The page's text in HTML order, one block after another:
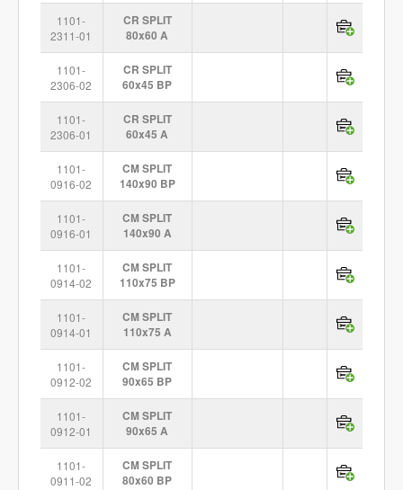
1101-
2311-01
CR SPLIT
80x60 A
1101-
2306-02
CR SPLIT
60x45 BP
1101-
2306-01
CR SPLIT
60x45 A
1101-
0916-02
CM SPLIT
140x90 BP
1101-
0916-01
CM SPLIT
140x90 A
1101-
0914-02
CM SPLIT
110x75 BP
1101-
0914-01
CM SPLIT
110x75 A
1101-
0912-02
CM SPLIT
90x65 BP
1101-
0912-01
CM SPLIT
90x65 A
1101-
0911-02
CM SPLIT
80x60 BP